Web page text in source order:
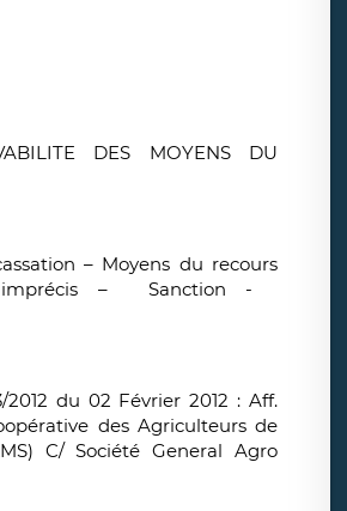
DES MOYENS DU
– Moyens du recours
imprécis – Sanction -
2012 du 02 Février 2012 : Aff.
des Agriculteurs de
C/ Société General Agro